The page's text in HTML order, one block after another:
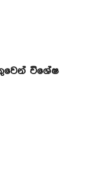
විශේෂ